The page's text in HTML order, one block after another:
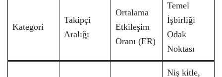
Kategori
Takipçi
Aralığı
Ortalama
Etkileşim
Oranı (ER)
Temel
İşbirliği
Odak
Noktası
Niş kitle,